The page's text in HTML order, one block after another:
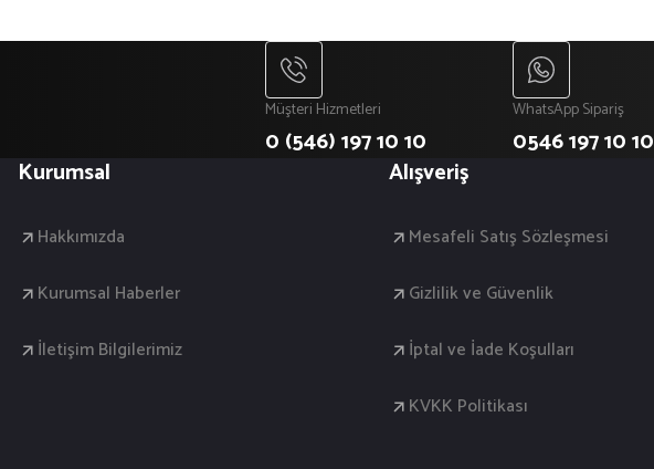
Müşteri Hizmetleri
0 (546) 197 10 10
WhatsApp Sipariş
0546 197 10 10
Kurumsal
Hakkımızda
Kurumsal Haberler
İletişim Bilgilerimiz
Alışveriş
Mesafeli Satış Sözleşmesi
Gizlilik ve Güvenlik
İptal ve İade Koşulları
KVKK Politikası